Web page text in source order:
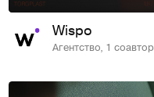
Wispo
Агентство, 1 соавтор